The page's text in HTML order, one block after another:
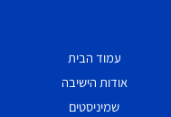
עמוד הבית
אודות הישיבה
שמיניסטים